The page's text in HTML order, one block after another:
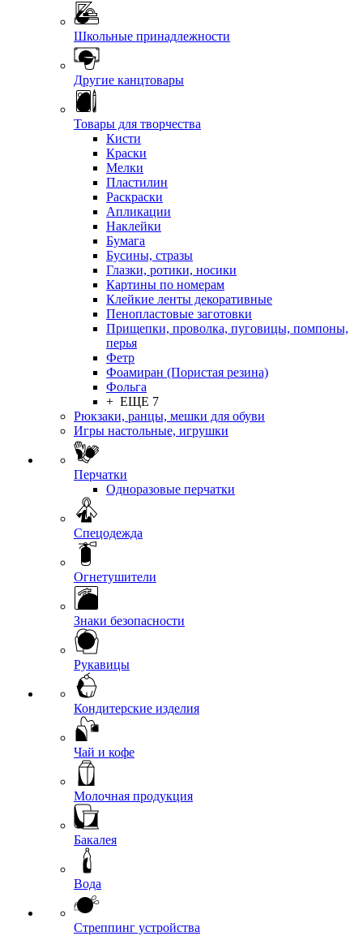
Школьные принадлежности
Другие канцтовары
Товары для творчества
Кисти
Краски
Мелки
Пластилин
Раскраски
Апликации
Наклейки
Бумага
Бусины, стразы
Глазки, ротики, носики
Картины по номерам
Клейкие ленты декоративные
Пенопластовые заготовки
Прищепки, проволка, пуговицы, помпоны,
перья
Фетр
Фоамиран (Пористая резина)
Фольга
+ ЕЩЕ 7
Рюкзаки, ранцы, мешки для обуви
Игры настольные, игрушки
Перчатки
Одноразовые перчатки
Спецодежда
Огнетушители
Знаки безопасности
Рукавицы
Кондитерские изделия
Чай и кофе
Молочная продукция
Бакалея
Вода
Стреппинг устройства